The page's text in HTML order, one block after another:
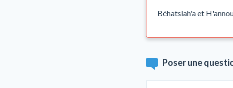
Béhatslah'a et
Poser une